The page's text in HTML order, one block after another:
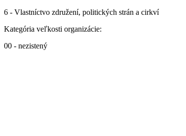
6 - Vlastníctvo združení, politických strán a cirkví
Kategória veľkosti organizácie:
00 - nezistený